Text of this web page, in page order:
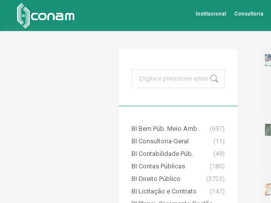
Institucional Consultoria
BI Bem Púb. Meio Amb.
(697)
BI Consultoria-Geral
(11)
BI Contabilidade Púb.
(49)
BI Contas Públicas
(185)
BI Direito Público
(3723)
BI Licitação e Contrato
(147)